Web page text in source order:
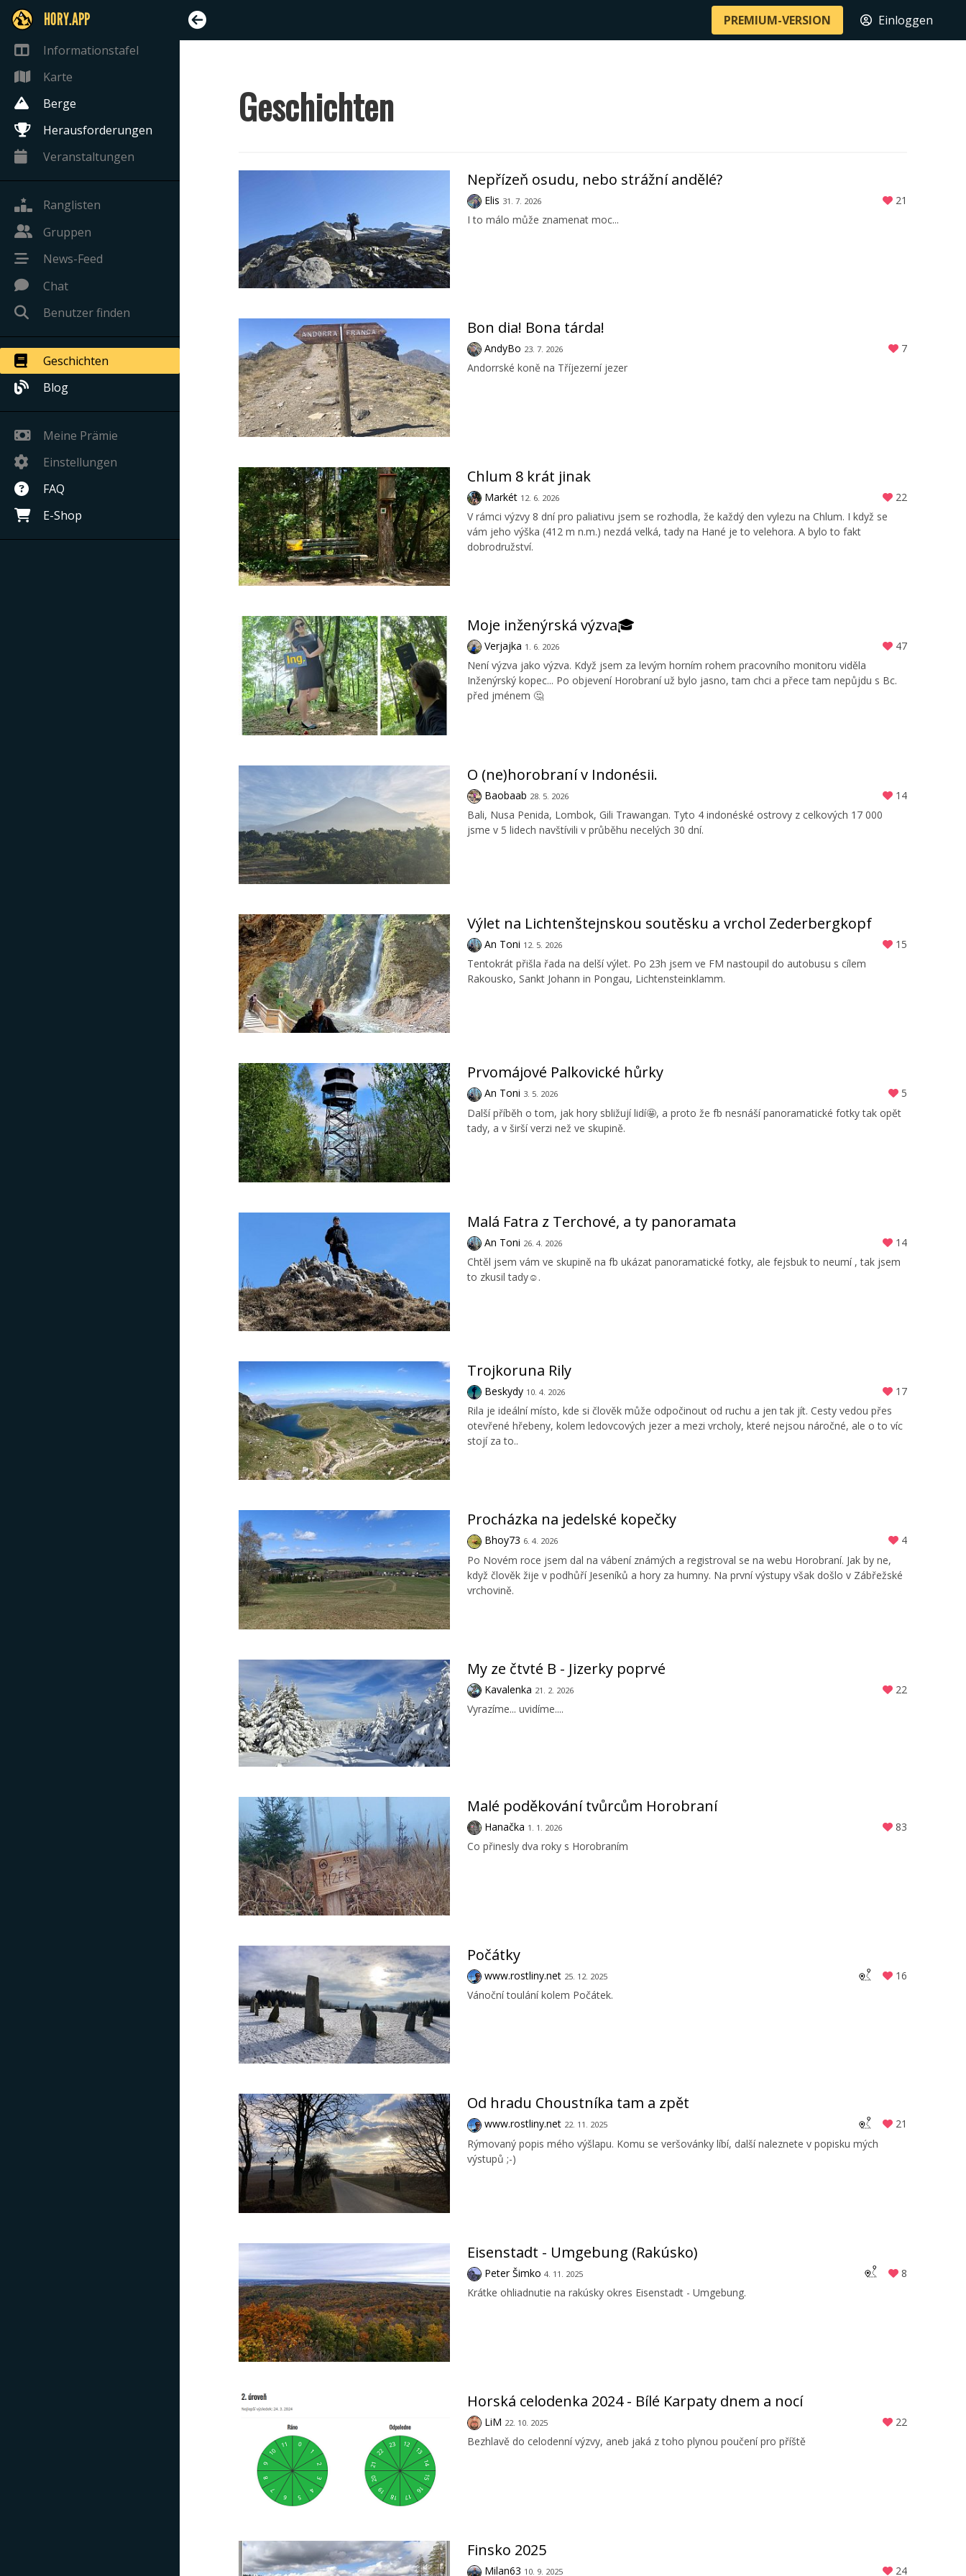
HORY.APP
Informationstafel
Karte
Berge
Herausforderungen
Veranstaltungen
Ranglisten
Gruppen
News-Feed
Chat
Benutzer finden
Geschichten
Blog
Meine Prämie
Einstellungen
FAQ
E-Shop
PREMIUM-VERSION Einloggen
Geschichten
Nepřízeň osudu, nebo strážní andělé?
Elis 31. 7. 2026
21
I to málo může znamenat moc...
Bon dia! Bona tárda!
AndyBo 23. 7. 2026
7
Andorrské koně na Tříjezerní jezer
Chlum 8 krát jinak
Markét 12. 6. 2026
22
V rámci výzvy 8 dní pro paliativu jsem se rozhodla, že každý den vylezu na Chlum. I když se
vám jeho výška (412 m n.m.) nezdá velká, tady na Hané je to velehora. A bylo to fakt
dobrodružství.
Moje inženýrská výzva🎓
Verjajka 1. 6. 2026
47
Není výzva jako výzva. Když jsem za levým horním rohem pracovního monitoru viděla
Inženýrský kopec... Po objevení Horobraní už bylo jasno, tam chci a přece tam nepůjdu s Bc.
před jménem 🤔
O (ne)horobraní v Indonésii.
Baobaab 28. 5. 2026
14
Bali, Nusa Penida, Lombok, Gili Trawangan. Tyto 4 indonéské ostrovy z celkových 17 000
jsme v 5 lidech navštívili v průběhu necelých 30 dní.
Výlet na Lichtenštejnskou soutěsku a vrchol Zederbergkopf
An Toni 12. 5. 2026
15
Tentokrát přišla řada na delší výlet. Po 23h jsem ve FM nastoupil do autobusu s cílem
Rakousko, Sankt Johann in Pongau, Lichtensteinklamm.
Prvomájové Palkovické hůrky
An Toni 3. 5. 2026
5
Další příběh o tom, jak hory sbližují lidí🤩, a proto že fb nesnáší panoramatické fotky tak opět
tady, a v širší verzi než ve skupině.
Malá Fatra z Terchové, a ty panoramata
An Toni 26. 4. 2026
14
Chtěl jsem vám ve skupině na fb ukázat panoramatické fotky, ale fejsbuk to neumí , tak jsem
to zkusil tady☺️.
Trojkoruna Rily
Beskydy 10. 4. 2026
17
Rila je ideální místo, kde si člověk může odpočinout od ruchu a jen tak jít. Cesty vedou přes
otevřené hřebeny, kolem ledovcových jezer a mezi vrcholy, které nejsou náročné, ale o to víc
stojí za to..
Procházka na jedelské kopečky
Bhoy73 6. 4. 2026
4
Po Novém roce jsem dal na vábení známých a registroval se na webu Horobraní. Jak by ne,
když člověk žije v podhůří Jeseníků a hory za humny. Na první výstupy však došlo v Zábřežské
vrchovině.
My ze čtvté B - Jizerky poprvé
Kavalenka 21. 2. 2026
22
Vyrazíme... uvidíme....
Malé poděkování tvůrcům Horobraní
Hanačka 1. 1. 2026
83
Co přinesly dva roky s Horobraním
Počátky
www.rostliny.net 25. 12. 2025
16
Vánoční toulání kolem Počátek.
Od hradu Choustníka tam a zpět
www.rostliny.net 22. 11. 2025
21
Rýmovaný popis mého výšlapu. Komu se veršovánky líbí, další naleznete v popisku mých
výstupů ;-)
Eisenstadt - Umgebung (Rakúsko)
Peter Šimko 4. 11. 2025
8
Krátke ohliadnutie na rakúsky okres Eisenstadt - Umgebung.
Horská celodenka 2024 - Bílé Karpaty dnem a nocí
LiM 22. 10. 2025
22
Bezhlavě do celodenní výzvy, aneb jaká z toho plynou poučení pro příště
Finsko 2025
Milan63 10. 9. 2025 24